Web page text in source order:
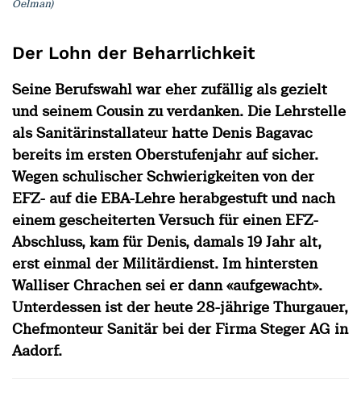
Oelman)
Der Lohn der Beharrlichkeit
Seine Berufswahl war eher zufällig als gezielt
und seinem Cousin zu verdanken. Die Lehrstelle
als Sanitärinstallateur hatte Denis Bagavac
bereits im ersten Oberstufenjahr auf sicher.
Wegen schulischer Schwierigkeiten von der
EFZ- auf die EBA-Lehre herabgestuft und nach
einem gescheiterten Versuch für einen EFZ-
Abschluss, kam für Denis, damals 19 Jahr alt,
erst einmal der Militärdienst. Im hintersten
Walliser Chrachen sei er dann «aufgewacht».
Unterdessen ist der heute 28-jährige Thurgauer,
Chefmonteur Sanitär bei der Firma Steger AG in
Aadorf.